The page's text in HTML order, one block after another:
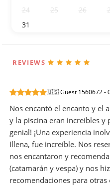
24
25 26
31
REVIEWS
🇺🇸 Guest 1560672 -
Nos encantó el encanto y el
y la piscina eran increíbles y
genial! ¡Una experiencia
Illena, fue increíble. Nos
nos encantaron y
(catamarán y vespa) y nos
recomendaciones para otras